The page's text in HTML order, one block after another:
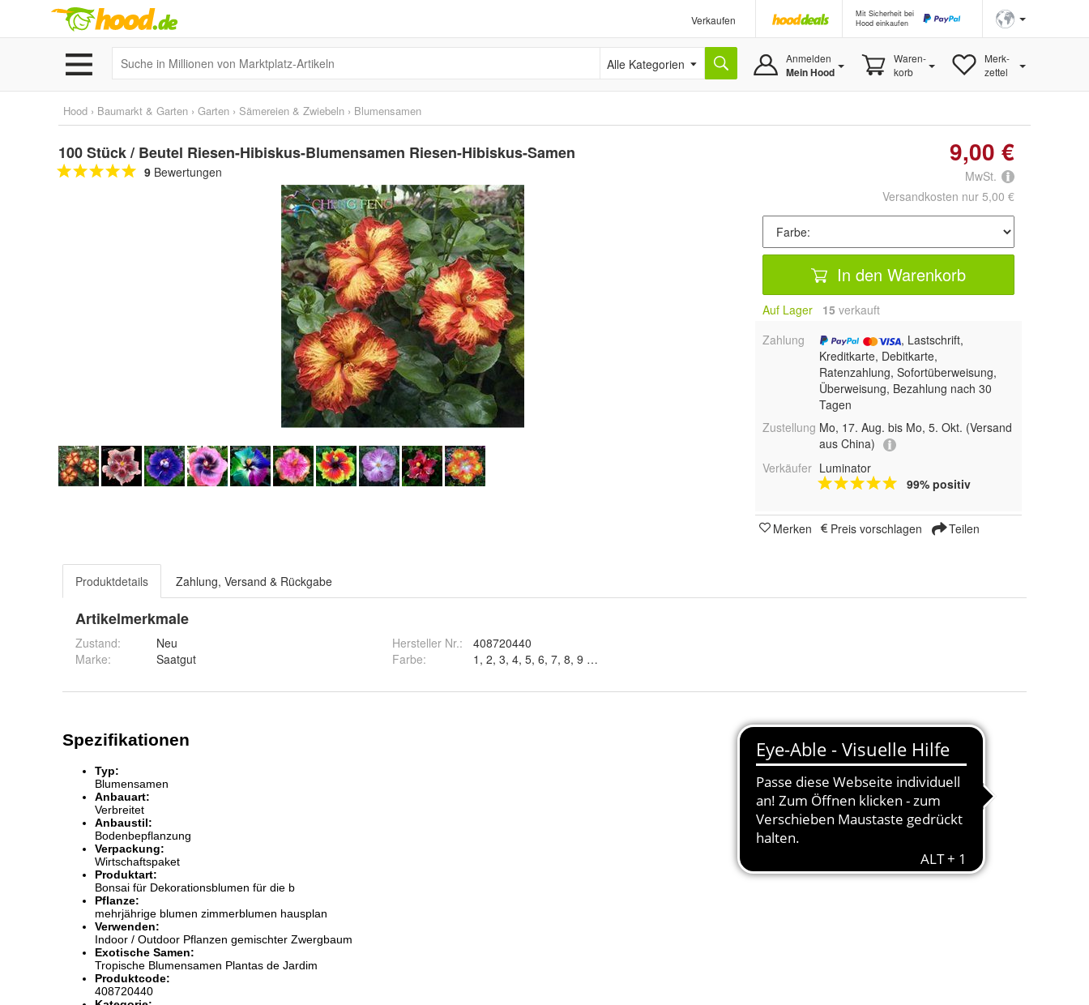
Verkaufen
Mit Sicherheit bei
Hood einkaufen
Alle Kategorien Anmelden
Mein Hood
Waren-
korb
Merk-
zettel
Hood › Baumarkt & Garten › Garten › Sämereien & Zwiebeln › Blumensamen
100 Stück / Beutel Riesen-Hibiskus-Blumensamen Riesen-Hibiskus-Samen
9 Bewertungen
9,00 €
MwSt.
Versandkosten nur 5,00 €
In den Warenkorb
Auf Lager 15 verkauft
Zahlung
, Lastschrift,
Kreditkarte, Debitkarte,
Ratenzahlung, Sofortüberweisung,
Überweisung, Bezahlung nach 30
Tagen
Zustellung Mo, 17. Aug. bis Mo, 5. Okt. (Versand
aus China)
Verkäufer Luminator
99% positiv
Merken Preis vorschlagen Teilen
Produktdetails Zahlung, Versand & Rückgabe
Artikelmerkmale
Zustand:
Neu
Marke:
Saatgut
Hersteller Nr.:
408720440
Farbe: